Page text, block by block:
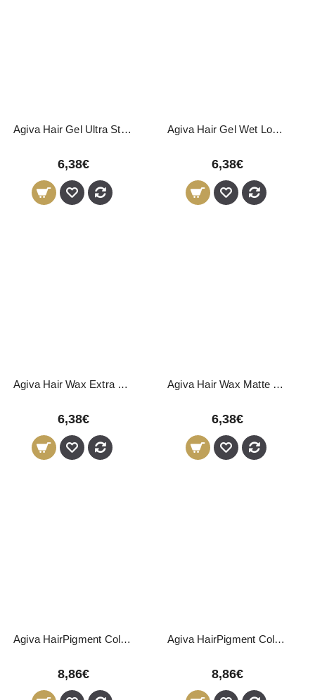
Agiva Hair Gel Ultra Strong 02 200ml
6,38€
Agiva Hair Gel Wet Look 01 200ml
6,38€
Agiva Hair Wax Extra Strong 04 175ml
6,38€
Agiva Hair Wax Matte Look 03 175ml
6,38€
Agiva HairPigment Color Wax Ash 01 120g
8,86€
Agiva HairPigment Color Wax Black 02 120g
8,86€